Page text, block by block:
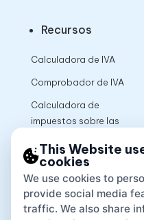
Recursos
Calculadora de IVA
Comprobador de IVA
Calculadora de
impuestos sobre las
This Website
cookies
We use cookies to
provide social media
traffic. We also share